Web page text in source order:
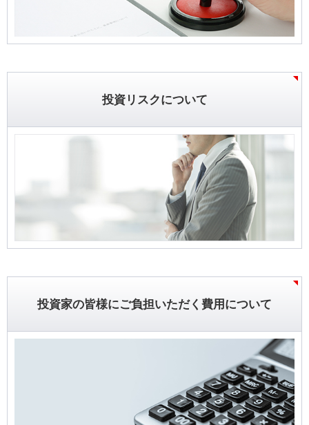
投資リスクについて
投資家の皆様にご負担いただく費用について